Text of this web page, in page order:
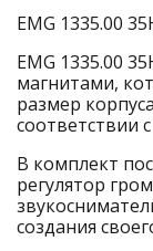
EMG 1335.00
EMG 1335.00
магнитами,
размер
соответствии
В комплект
регулятор
создания